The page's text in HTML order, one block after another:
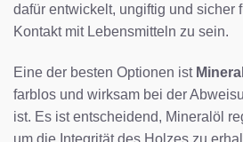
dafür entwickelt, ungiftig und sicher
Kontakt mit Lebensmitteln zu sein.
Eine der besten Optionen ist
farblos und wirksam bei der
ist. Es ist entscheidend, Mineralöl
um die Integrität des Holzes zu